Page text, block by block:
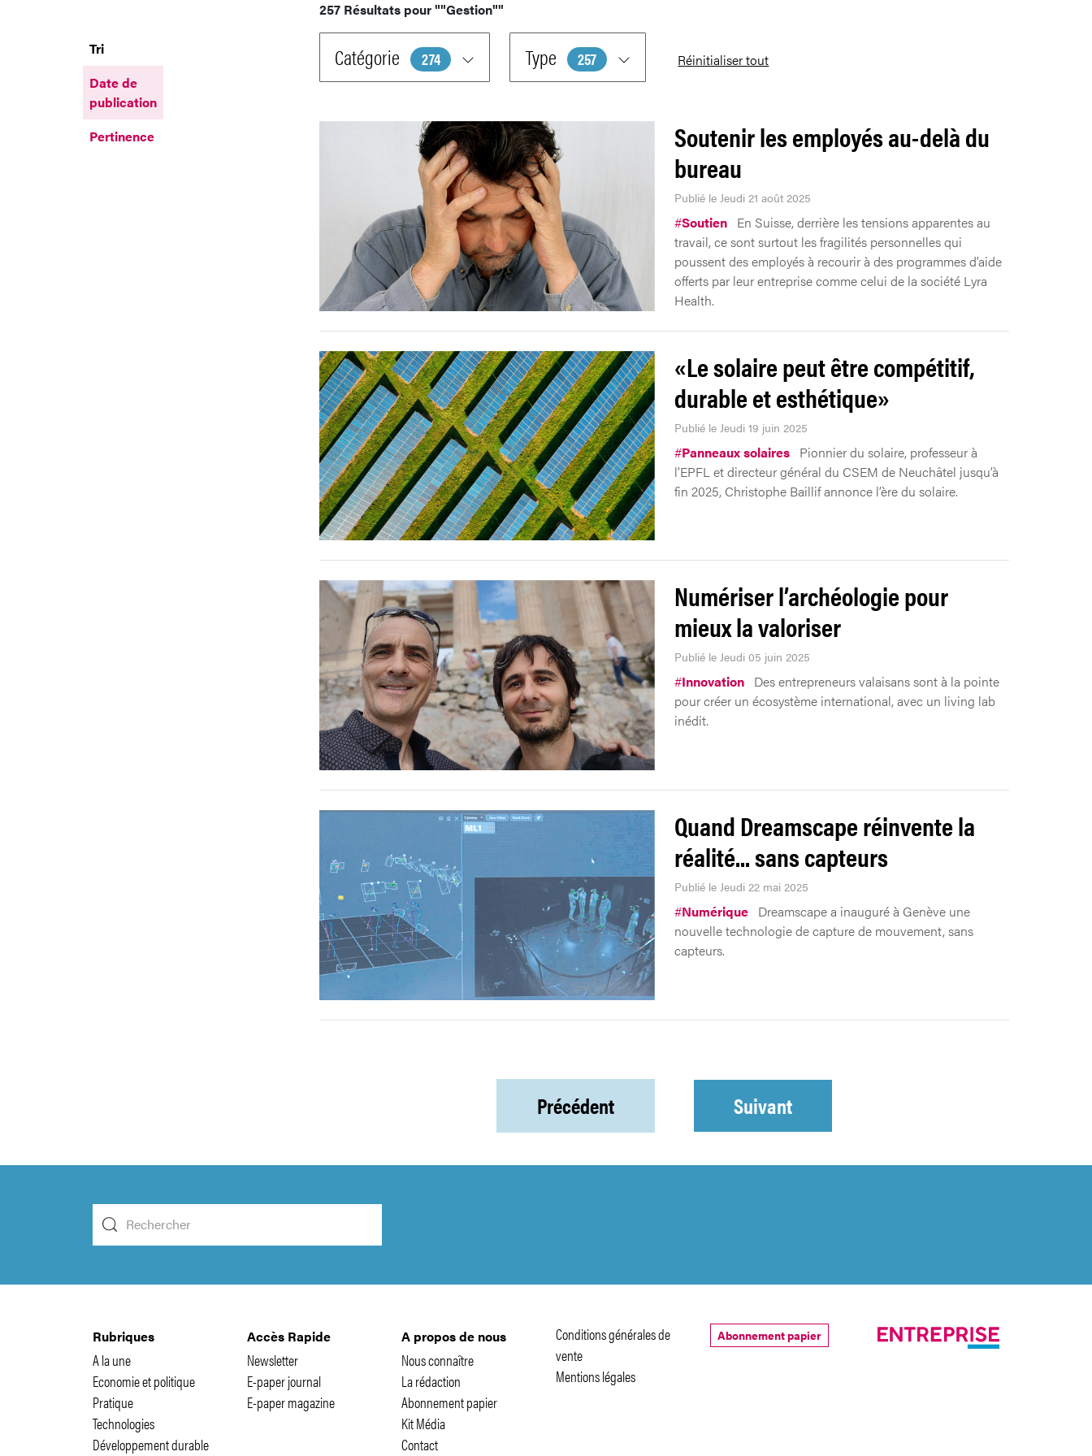
257 Résultats pour""Gestion""
Tri
Date de
publication
Pertinence
Catégorie 274 Type 257 Réinitialiser tout
Soutenir les employés au-delà du
bureau
Publié le Jeudi 21 août 2025
#Soutien En Suisse, derrière les tensions apparentes au
travail, ce sont surtout les fragilités personnelles qui
poussent des employés à recourir à des programmes d’aide
offerts par leur entreprise comme celui de la société Lyra
Health.
«Le solaire peut être compétitif,
durable et esthétique»
Publié le Jeudi 19 juin 2025
#Panneaux solaires Pionnier du solaire, professeur à
l’EPFL et directeur général du CSEM de Neuchâtel jusqu’à
fin 2025, Christophe Baillif annonce l’ère du solaire.
Numériser l’archéologie pour
mieux la valoriser
Publié le Jeudi 05 juin 2025
#Innovation Des entrepreneurs valaisans sont à la pointe
pour créer un écosystème international, avec un living lab
inédit.
Quand Dreamscape réinvente la
réalité... sans capteurs
Publié le Jeudi 22 mai 2025
#Numérique Dreamscape a inauguré à Genève une
nouvelle technologie de capture de mouvement, sans
capteurs.
Précédent Suivant
Rubriques
A la une
Economie et politique
Pratique
Technologies
Développement durable
Accès Rapide
Newsletter
E-paper journal
E-paper magazine
A propos de nous
Nous connaître
La rédaction
Abonnement papier
Kit Média
Contact
Conditions générales de
vente
Mentions légales
Abonnement papier